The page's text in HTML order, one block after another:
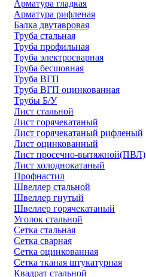
Арматура гладкая
Арматура рифленая
Балка двутавровая
Труба стальная
Труба профильная
Труба электросварная
Труба бесшовная
Труба ВГП
Труба ВГП оцинкованная
Трубы Б/У
Лист стальной
Лист горячекатаный
Лист горячекатаный рифленый
Лист оцинкованный
Лист просечно-вытяжной(ПВЛ)
Лист холоднокатаный
Профнастил
Швеллер стальной
Швеллер гнутый
Швеллер горячекатаный
Уголок стальной
Сетка стальная
Сетка сварная
Сетка оцинкованная
Сетка тканая штукатурная
Квадрат стальной